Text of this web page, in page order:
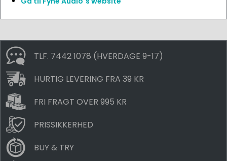
TLF. 7442 1078 (HVERDAGE 9-17)
HURTIG LEVERING FRA 39 KR
FRI FRAGT OVER 995 KR
PRISSIKKERHED
BUY & TRY